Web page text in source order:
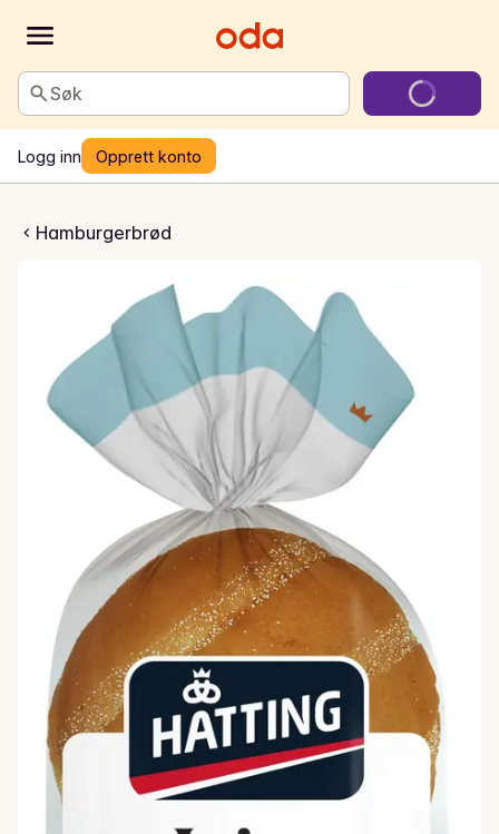
Søk
Logg inn Opprett konto
Hamburgerbrød
hamburgerbrød